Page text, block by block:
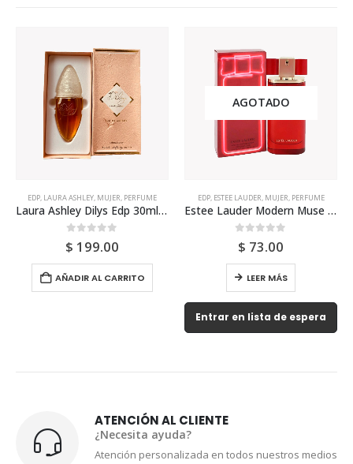
EDP LAURA ASHLEY MUJER PERFUME
Laura Ashley Dilys Edp 30ml Para Mujer
0 out of 5
$ 199.00
AÑADIR AL CARRITO
AGOTADO
EDP, ESTEE LAUDER MUJER PERFUME
Estee Lauder Modern Muse Le Rouge Gloss Edp 50ml Mujer
0out of 5
$ 73.00
LEER MÁS
Entrar en lista de espera
ATENCIÓN AL CLIENTE
¿Necesita ayuda?
Atención personalizada en todos nuestros medios